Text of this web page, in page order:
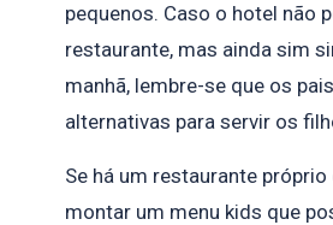
pequenos. Caso o hotel não
restaurante, mas ainda sim
manhã, lembre-se que os
alternativas para servir os
Se há um restaurante
montar um menu kids que